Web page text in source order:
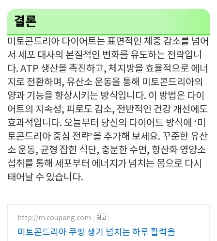
결론
미토콘드리아 다이어트는 표면적인 체중 감소를 넘어
서 세포 대사의 본질적인 변화를 유도하는 전략입니
다. ATP 생산을 촉진하고, 체지방을 효율적으로 에너
지로 전환하며, 유산소 운동을 통해 미토콘드리아의
양과 기능을 향상시키는 방식입니다. 이 방법은 다이
어트의 지속성, 피로도 감소, 전반적인 건강 개선에도
효과적입니다. 오늘부터 당신의 다이어트 방식에 ‘미
토콘드리아 중심 전략’을 추가해 보세요. 꾸준한 유산
소 운동, 균형 잡힌 식단, 충분한 수면, 항산화 영양소
섭취를 통해 세포부터 에너지가 넘치는 몸으로 다시
태어날 수 있습니다.
http://m.coupang.com 광고
미토콘드리아 쿠팡 생기 넘치는 하루 활력을